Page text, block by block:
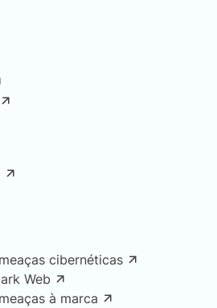
cibernéticas
Web
à marca